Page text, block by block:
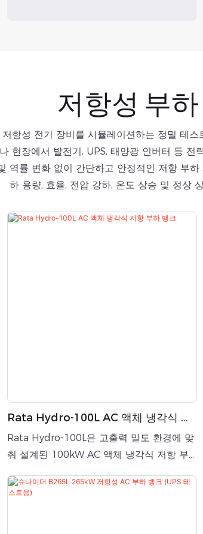
저항성 부
항성 전기 장비를 시뮬레이션하는 정밀 테
현장에서 발전기, UPS, 태양광 인버터 등
역률 변화 없이 간단하고 안정적인 저항 부
하 용량, 효율, 전압 강하, 온도 상승 및 정상
Rata Hydro-100L AC 액체 냉각식 저
항 부하 뱅크
Rata Hydro-100L은 고출력 밀도 환경에 맞
춰 설계된 100kW AC 액체 냉각식 저항 부
어 부하 테스트를 제공합니다. 이 제품의 핵